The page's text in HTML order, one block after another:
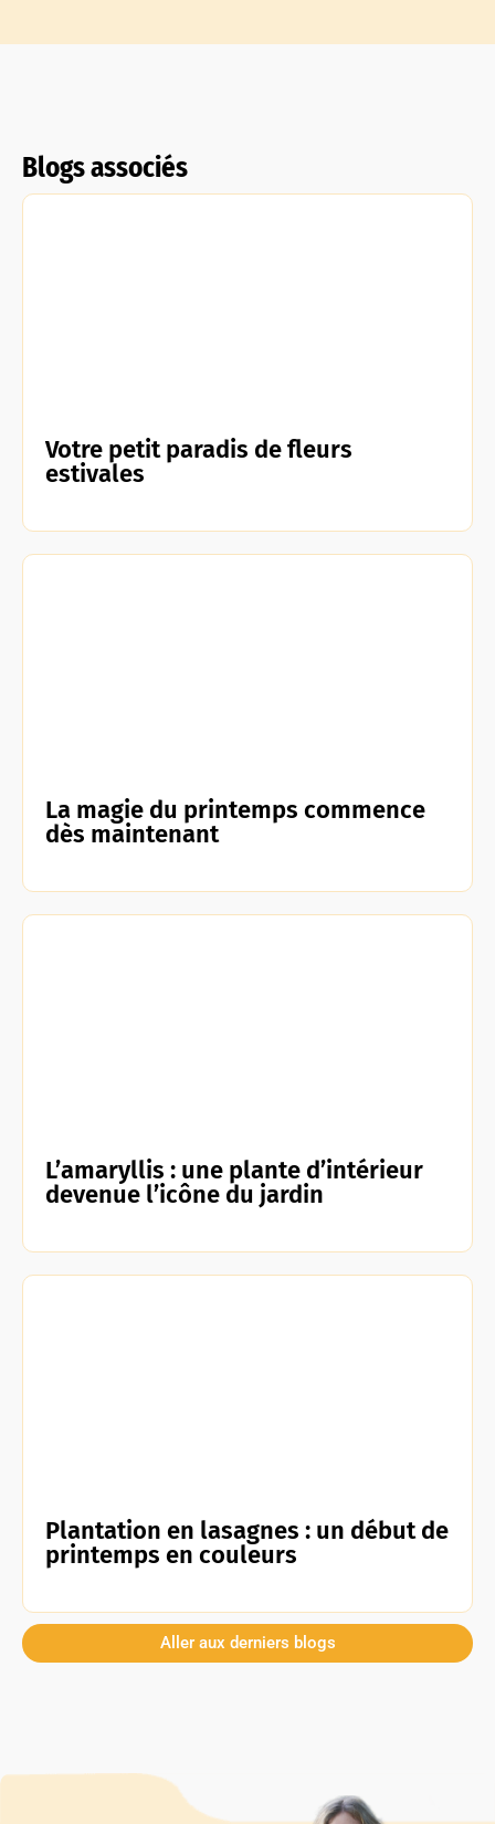
Blogs associés
Votre petit paradis de fleurs
estivales
La magie du printemps commence
dès maintenant
L’amaryllis : une plante d’intérieur
devenue l’icône du jardin
Plantation en lasagnes : un début de
printemps en couleurs
Aller aux derniers blogs